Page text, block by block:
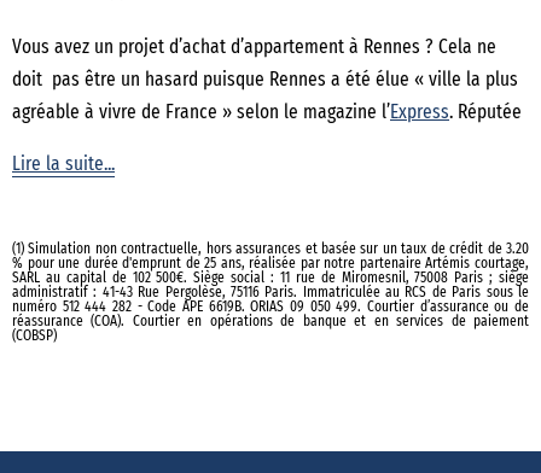
Vous avez un projet d’achat d’appartement à Rennes ? Cela ne
doit pas être un hasard puisque Rennes a été élue « ville la plus
agréable à vivre de France » selon le magazine l’Express. Réputée
la plus peuplée du Grand Ouest français et la première ville de
lieux culturels, la ville attire chaque année de plus en plus
d’habitants. Labellisée ville d’art et d’histoire, Rennes attire
chaque année de nombreux touristes séduits par son patrimoine
médiéval unique. Quant au
Lire la suite...
(1) Simulation non contractuelle, hors assurances et basée sur un taux de crédit de 3.20
% pour une durée d'emprunt de 25 ans, réalisée par notre partenaire Artémis courtage,
SARL au capital de 102 500€. Siège social : 11 rue de Miromesnil, 75008 Paris ; siège
administratif : 41-43 Rue Pergolèse, 75116 Paris. Immatriculée au RCS de Paris sous le
numéro 512 444 282 - Code APE 6619B. ORIAS 09 050 499. Courtier d’assurance ou de
réassurance (COA). Courtier en opérations de banque et en services de paiement
(COBSP)